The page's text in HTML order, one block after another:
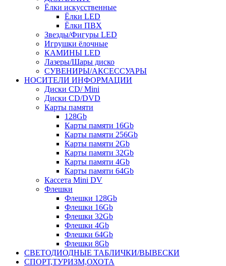
Ёлки искусственные
Ёлки LED
Ёлки ПВХ
Звезды/Фигуры LED
Игрушки ёлочные
КАМИНЫ LED
Лазеры/Шары диско
СУВЕНИРЫ/АКСЕССУАРЫ
НОСИТЕЛИ ИНФОРМАЦИИ
Диски CD/ Mini
Диски CD/DVD
Карты памяти
128Gb
Карты памяти 16Gb
Карты памяти 256Gb
Карты памяти 2Gb
Карты памяти 32Gb
Карты памяти 4Gb
Карты памяти 64Gb
Кассета Mini DV
Флешки
Флешки 128Gb
Флешки 16Gb
Флешки 32Gb
Флешки 4Gb
Флешки 64Gb
Флешки 8Gb
СВЕТОДИОДНЫЕ ТАБЛИЧКИ/ВЫВЕСКИ
СПОРТ,ТУРИЗМ,ОХОТА